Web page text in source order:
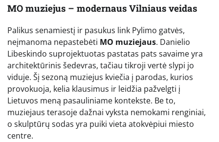
MO muziejus – modernaus Vilniaus veidas
Palikus senamiestį ir pasukus link Pylimo gatvės,
neįmanoma nepastebėti MO muziejaus. Danielio
Libeskindo suprojektuotas pastatas pats savaime yra
architektūrinis šedevras, tačiau tikroji vertė slypi jo
viduje. Šį sezoną muziejus kviečia į parodas, kurios
provokuoja, kelia klausimus ir leidžia pažvelgti į
Lietuvos meną pasauliniame kontekste. Be to,
muziejaus terasoje dažnai vyksta nemokami renginiai,
o skulptūrų sodas yra puiki vieta atokvėpiui miesto
centre.